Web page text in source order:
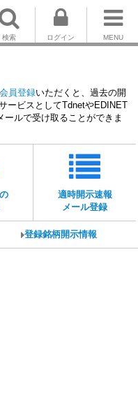
MENU
ログイン
検索
会員登録いただくと、過去の開
ービスとしてTdnetやEDINET
ルで受け取ることができま
適時開示速報
メール登録
登録銘柄開示情報